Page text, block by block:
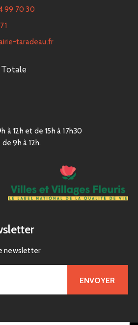
99 70 30
taradeau.fr
Totale
à 12h et de 15h à 17h30
9h à 12h.
newsletter